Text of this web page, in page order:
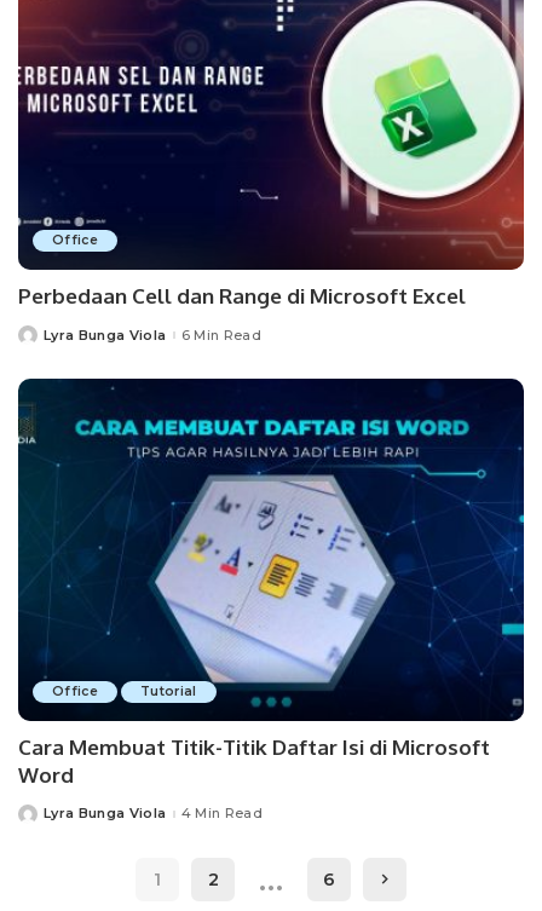
Office
Perbedaan Cell dan Range di Microsoft Excel
PostedLyra Bunga Viola 6 Min Read
Office Tutorial
Cara Membuat Titik-Titik Daftar Isi di Microsoft
Word
PostedLyra Bunga Viola 4 Min Read
1 2 … 6